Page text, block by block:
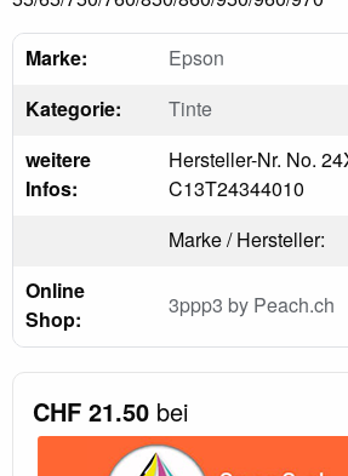
Marke:
Epson
Kategorie:
Tinte
weitere
Infos:
Hersteller-Nr. No.
C13T24344010
Marke / Hersteller:
Online
Shop:
3ppp3 by Peach.ch
CHF 21.50 bei